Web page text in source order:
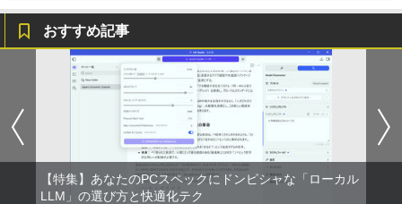
ポイント10倍 中古パソコン デスクトッ
プパソコン Windows 11【Office付】
【Windows 11 Pro 64Bit搭載】DELL O
ptiplexシリーズ Core i5搭載/4G/新品SS
D 120GB/DVD-ROM/送料無料【オプショ
ン色々有】
￥24,800
＼500円OFFクーポンあり！／ モバイル
モニター 15.6インチ 1080PフルHD ディ
スプレイ VESA対応 コスパ デュアルモニ
ター サブモニター ゲーミングモニター
ポータブルモニター 外付けモニター リモ
ートワーク IPS mini pc ミニPC 多デバ
イス対応 ブラック
￥9,480
はなコミ！ ～となりにアイドル～ [ 大
場 花菜 ]
￥1,760
捕食 欲望をカネに変えるトクリュウ型
おすすめ記事
【特集】あなたのPCスペックにドンピシャな「ローカル
LLM」の選び方と快適化テク